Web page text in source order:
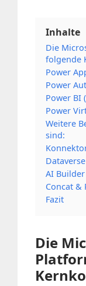
Inhalte
Die
folgende
Power
Power
Power BI
Power
Weitere
sind:
Dataverse
AI Builder
Concat &
Fazit
Die